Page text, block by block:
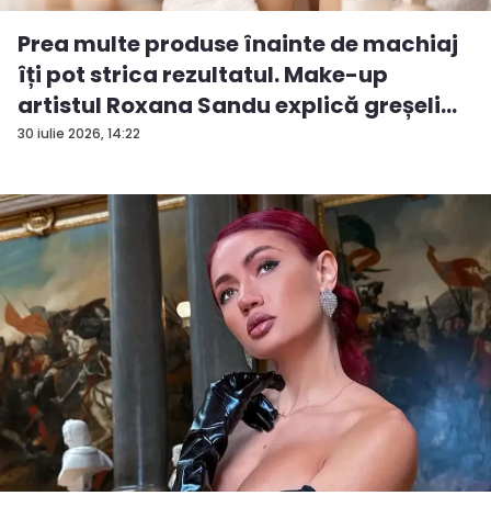
30 iulie 2026, 14:22
Prea multe produse înainte de machiaj
îți pot strica rezultatul. Make-up
artistul Roxana Sandu explică greșeli...